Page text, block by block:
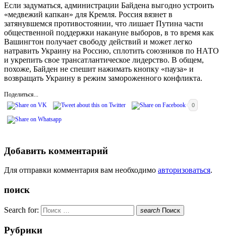
Если задуматься, администрации Байдена выгодно устроить
«медвежий капкан» для Кремля. Россия вязнет в
затянувшемся противостоянии, что лишает Путина части
общественной поддержки накануне выборов, в то время как
Вашингтон получает свободу действий и может легко
натравить Украину на Россию, сплотить союзников по НАТО
и укрепить свое трансатлантическое лидерство. В общем,
похоже, Байден не спешит нажимать кнопку «пауза» и
возвращать Украину в режим замороженного конфликта.
Поделиться...
0
Добавить комментарий
Для отправки комментария вам необходимо авторизоваться.
поиск
Search for: search Поиск
Рубрики